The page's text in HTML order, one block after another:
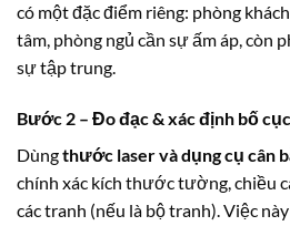
có một đặc điểm riêng: phòng
tâm, phòng ngủ cần sự ấm áp, còn
sự tập trung.
Bước 2 – Đo đạc & xác định bố cục
Dùngthước laser và dụng cụ cân
chính xác kích thước tường, chiều
các tranh (nếu là bộ tranh). Việc